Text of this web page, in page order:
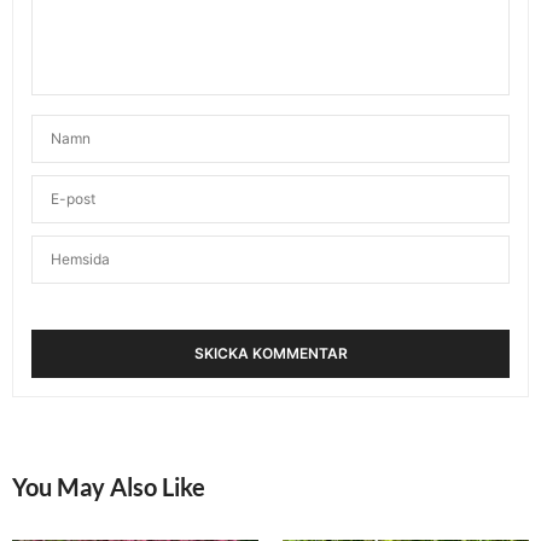
RUND ÄR OCKSÅ EN FORM! SKRIVER:
Jag och planering…. Hehe! Annars låter det som
Tycker dock att det alltid är någon som vaknar
Kram M
KARIN - FITNESSOCHHÄLSA SKRIVER:
OKTOBER 1, 2015 KL. 11:48 F M
Det blir inte alltid som man har tänkt sig… I morse
vaknade Wilmer samtidigt som jag skulle börja
You May Also Like